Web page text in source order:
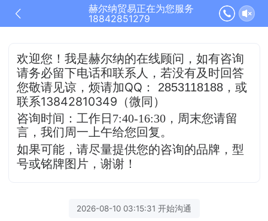
赫尔纳贸易正在为您服务
18842851279
欢迎您！我是赫尔纳的在线顾问，如有咨询
请务必留下电话和联系人，若没有及时回答
您敬请见谅，烦请加QQ ： 2853118188 ，或
联系13842810349（微同）
咨询时间：工作日7:40-16:30， 周末您请留
言，我们周一上午给您回复。
如果可能，请尽量提供您的咨询的品牌，型
号或铭牌图片，谢谢！
2026-08-10 03:15:31 开始沟通